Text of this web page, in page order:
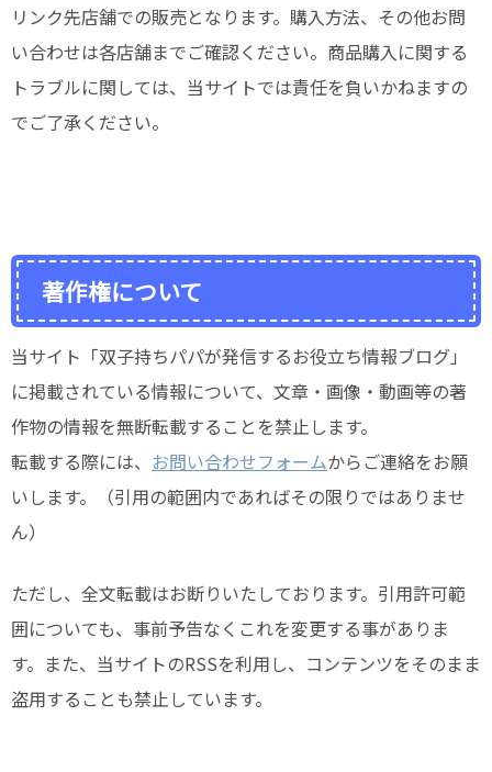
リンク先店舗での販売となります。購入方法、その他お問
い合わせは各店舗までご確認ください。商品購入に関する
トラブルに関しては、当サイトでは責任を負いかねますの
でご了承ください。
著作権について
当サイト「双子持ちパパが発信するお役立ち情報ブログ」
に掲載されている情報について、 文章・画像・動画等の著
作物の情報を無断転載することを禁止します。
転載する際には、 お問い合わせフォームからご連絡をお願
いします。（引用の範囲内であればその限りではありませ
ん）
ただし、全文転載はお断りいたしております。引用許可範
囲についても、事前予告なくこれを変更する事がありま
す。また、当サイトのRSSを利用し、コンテンツをそのまま
盗用することも禁止しています。